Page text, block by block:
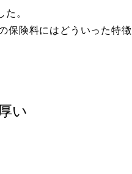
。
保険料にはどういった特徴
い